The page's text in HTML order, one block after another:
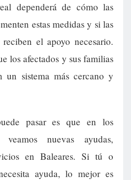
dependerá de cómo las
estas medidas y si las
reciben el apoyo necesario.
los afectados y sus familias
un sistema más cercano y
pasar es que en los
veamos nuevas ayudas,
en Baleares. Si tú o
ayuda, lo mejor es